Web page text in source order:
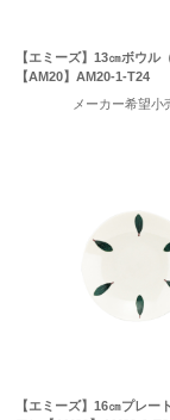
【エミーズ】13㎝ボウル
【AM20】AM20-1-T24
メーカー希望小
【エミーズ】16㎝プレー